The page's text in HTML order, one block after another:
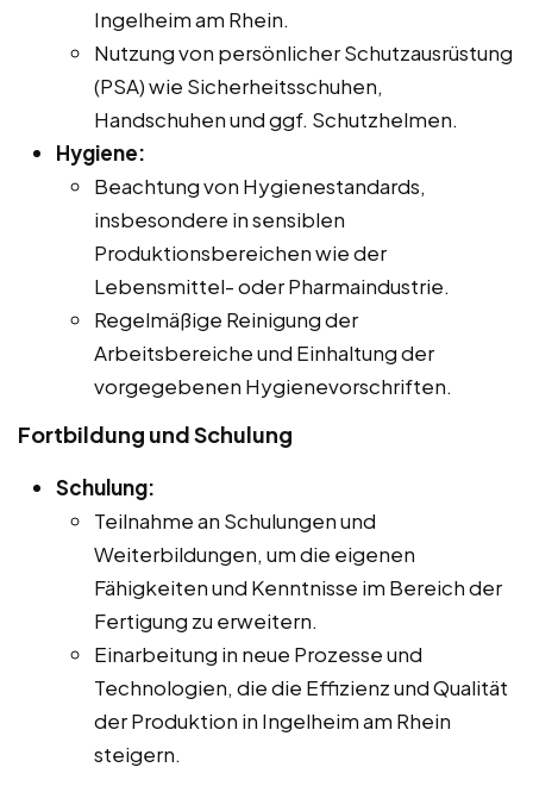
Ingelheim am Rhein.
Nutzung von persönlicher Schutzausrüstung
(PSA) wie Sicherheitsschuhen,
Handschuhen und ggf. Schutzhelmen.
Hygiene:
Beachtung von Hygienestandards,
insbesondere in sensiblen
Produktionsbereichen wie der
Lebensmittel- oder Pharmaindustrie.
Regelmäßige Reinigung der
Arbeitsbereiche und Einhaltung der
vorgegebenen Hygienevorschriften.
Fortbildung und Schulung
Schulung:
Teilnahme an Schulungen und
Weiterbildungen, um die eigenen
Fähigkeiten und Kenntnisse im Bereich der
Fertigung zu erweitern.
Einarbeitung in neue Prozesse und
Technologien, die die Effizienz und Qualität
der Produktion in Ingelheim am Rhein
steigern.